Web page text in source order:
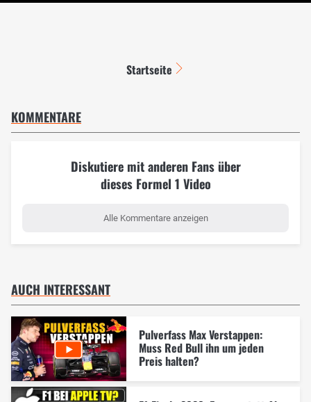
Startseite
KOMMENTARE
Diskutiere mit anderen Fans über
dieses Formel 1 Video
Alle Kommentare anzeigen
AUCH INTERESSANT
Pulverfass Max Verstappen:
Muss Red Bull ihn um jeden
Preis halten?